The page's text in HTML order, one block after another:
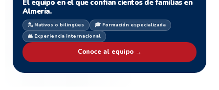
El equipo en el que confían cientos de familias en
Almería.
💂 Nativos o bilingües
🎓 Formación especializada
👥 Experiencia internacional
Conoce al equipo →